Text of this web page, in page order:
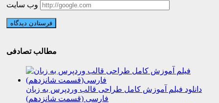
وب سایت
مطالب تصادفی
دانلود فیلم آموزش کامل طراحی قالب وردپرس به زبان
فارسی (قسمت شانزدهم)